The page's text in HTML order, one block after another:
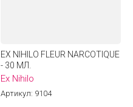
EX NIHILO FLEUR NARCOTIQUE
- 30 МЛ.
Ex Nihilo
Артикул: 9104